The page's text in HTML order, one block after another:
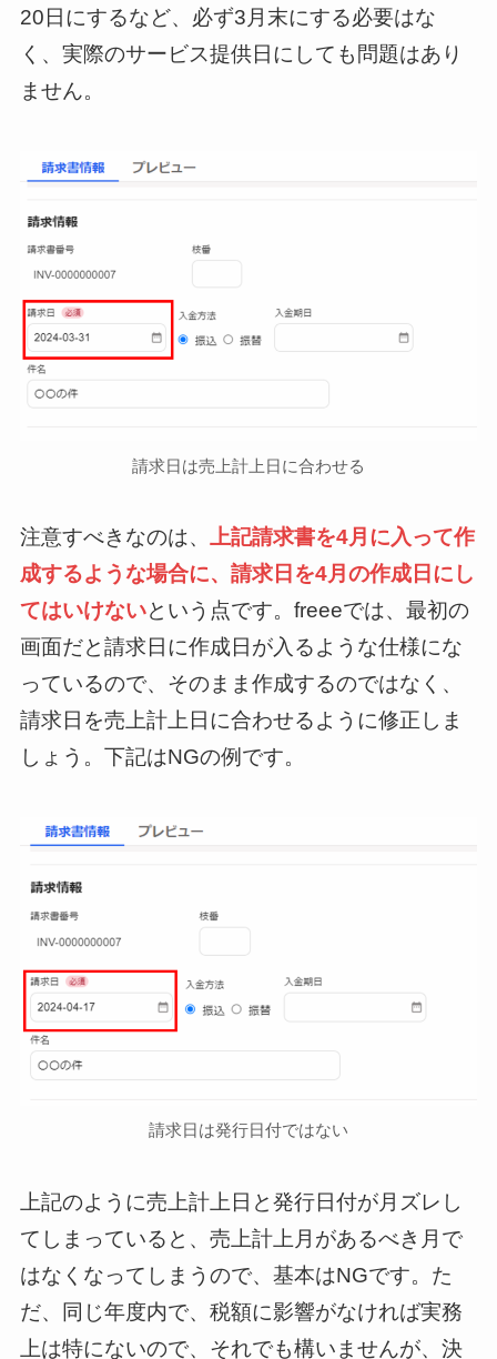
20日にするなど、必ず3月末にする必要はな
く、実際のサービス提供日にしても問題はあり
ません。
請求日は売上計上日に合わせる
注意すべきなのは、 上記請求書を4月に入って作
成するような場合に、請求日を4月の作成日にし
てはいけないという点です。freeeでは、最初の
画面だと請求日に作成日が入るような仕様にな
っているので、そのまま作成するのではなく、
請求日を売上計上日に合わせるように修正しま
しょう。下記はNGの例です。
請求日は発行日付ではない
上記のように売上計上日と発行日付が月ズレし
てしまっていると、売上計上月があるべき月で
はなくなってしまうので、基本はNGです。た
だ、同じ年度内で、税額に影響がなければ実務
上は特にないので、それでも構いませんが、決